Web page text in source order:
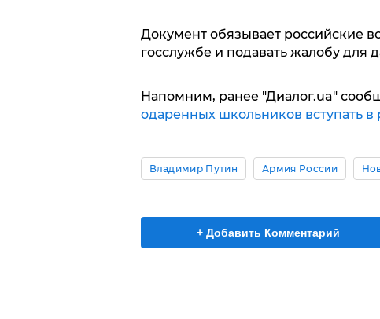
Документ обязывает российские
госслужбе и подавать жалобу для
Напомним, ранее "Диалог.ua"
одаренных школьников вступать
Владимир Путин Армия России
+ Добавить Комментарий